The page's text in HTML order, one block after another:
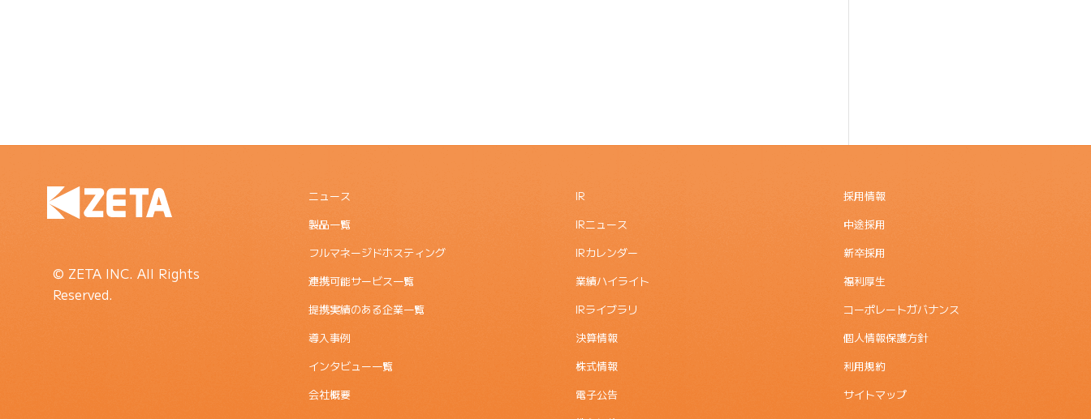
© ZETA INC. All Rights
Reserved.
ニュース
製品一覧
フルマネージドホスティング
連携可能サービス一覧
提携実績のある企業一覧
導入事例
インタビュー一覧
会社概要
IR
IRニュース
IRカレンダー
業績ハイライト
IRライブラリ
決算情報
株式情報
電子公告
採用情報
中途採用
新卒採用
福利厚生
コーポレートガバナンス
個人情報保護方針
利用規約
サイトマップ